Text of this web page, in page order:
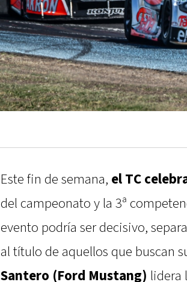
Este fin de semana, el TC
del campeonato y la 3ª
evento podría ser decisivo,
al título de aquellos que buscan
Santero (Ford Mustang) lidera